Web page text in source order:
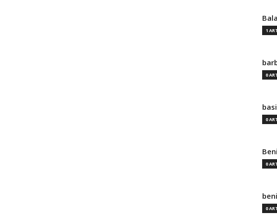
1
0
0
Beni
0
0